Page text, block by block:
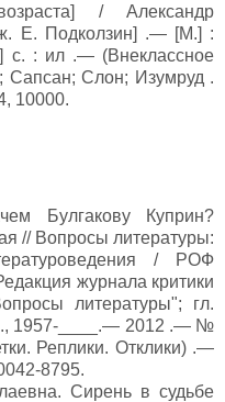
/ Александр
Е. Подколзин] .— [М.] :
с. : ил .— (Внеклассное
Слон; Изумруд .
10000.
Булгакову Куприн?
// Вопросы литературы:
/ РОФ
журнала критики
литературы"; гл.
1957-____.— 2012 .— №
Реплики. Отклики) .—
8795.
Сирень в судьбе